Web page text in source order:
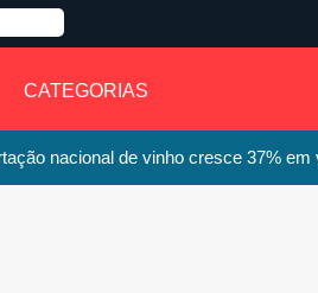
CATEGORIAS
nacional de vinho cresce 37% em